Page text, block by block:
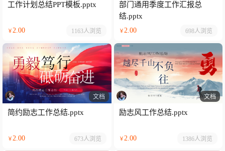
工作计划总结PPT模板.pptx
￥2.00 1163人浏览
部门通用季度工作汇报总
结.pptx
￥2.00 698人浏览
文档
简约励志工作总结.pptx
￥2.00 673人浏览
文档
励志风工作总结.pptx
￥2.00 1386人浏览